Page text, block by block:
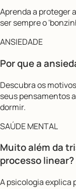
Aprenda a proteger
ser sempre o
ANSIEDADE
Por que a
Descubra os
seus pensamentos
dormir.
SAÚDE MENTAL
Muito além da
processo linear?
A psicologia explica